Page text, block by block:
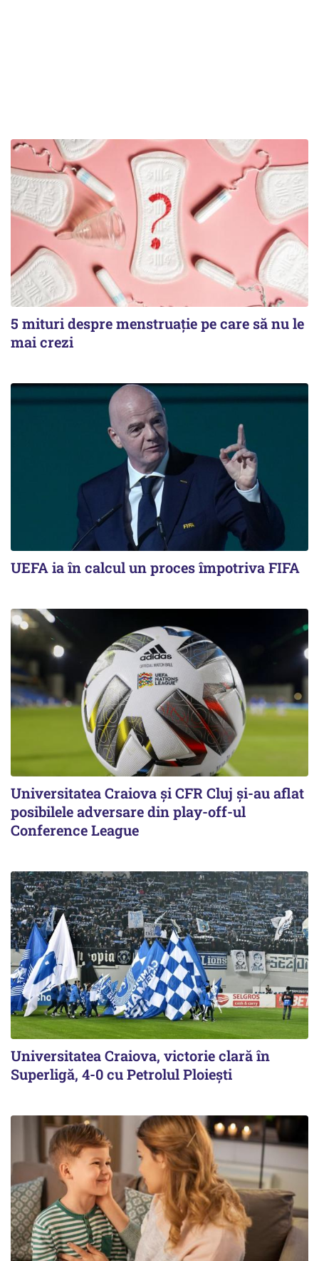
5 mituri despre menstruație pe care să nu le
mai crezi
UEFA ia în calcul un proces împotriva FIFA
Universitatea Craiova și CFR Cluj și-au aflat
posibilele adversare din play-off-ul
Conference League
Universitatea Craiova, victorie clară în
Superligă, 4-0 cu Petrolul Ploieşti